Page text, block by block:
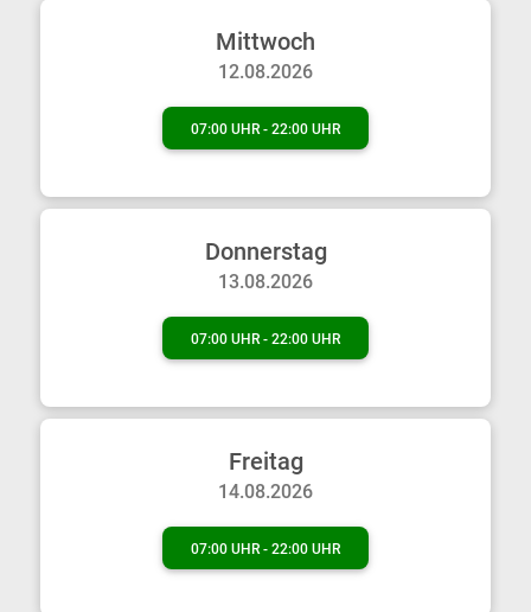
Mittwoch
12.08.2026
07:00 UHR - 22:00 UHR
Donnerstag
13.08.2026
07:00 UHR - 22:00 UHR
Freitag
14.08.2026
07:00 UHR - 22:00 UHR